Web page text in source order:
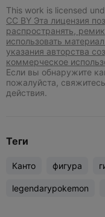
This work is licensed
CC BY Эта лицензия
распространять,
использовать
указания авторства
коммерческое
Если вы обнаружите
пожалуйста,
действия.
Теги
Канто фигура
legendarypokemon